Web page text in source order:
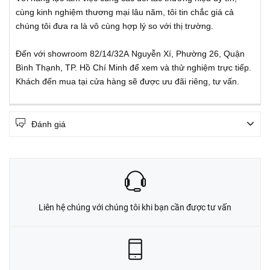
cùng kinh nghiệm thương mại lâu năm, tôi tin chắc giá cả
chúng tôi đưa ra là vô cùng hợp lý so với thị trường.
Đến với showroom 82/14/32A Nguyễn Xí, Phường 26, Quận
Bình Thạnh, TP. Hồ Chí Minh để xem và thử nghiệm trực tiếp.
Khách đến mua tại cửa hàng sẽ được ưu đãi riêng, tư vấn.
Đánh giá
Liên hệ chúng với chúng tôi khi bạn cần được tư vấn